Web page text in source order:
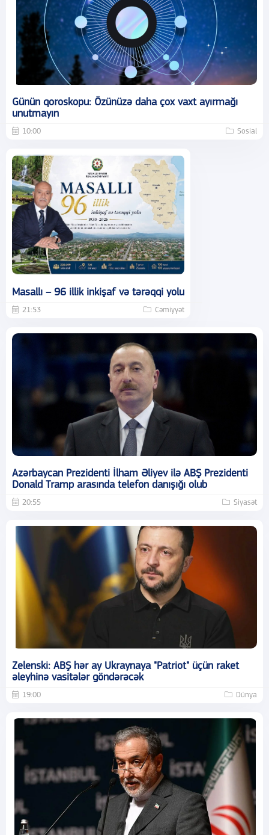
Günün qoroskopu: Özünüzə daha çox vaxt ayırmağı
unutmayın
10:00 Sosial
Masallı – 96 illik inkişaf və tərəqqi yolu
21:53 Cəmiyyət
Azərbaycan Prezidenti İlham Əliyev ilə ABŞ Prezidenti
Donald Tramp arasında telefon danışığı olub
20:55 Siyasət
Zelenski: ABŞ hər ay Ukraynaya "Patriot" üçün raket
əleyhinə vasitələr göndərəcək
19:00 Dünya